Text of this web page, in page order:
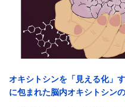
オキシトシンを「見える化」
に包まれた脳内オキシトシン